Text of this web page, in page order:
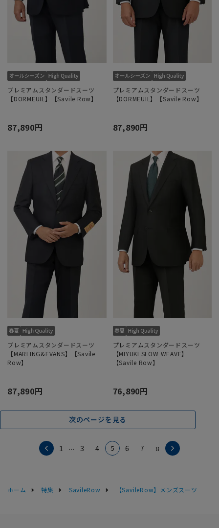
プレミアムスタンダードスーツ
【DORMEUIL】【Savile Row】
87,890円
プレミアムスタンダードスーツ
【DORMEUIL】【Savile Row】
87,890円
プレミアムスタンダードスーツ
【MARLING&EVANS】【Savile
Row】
87,890円
プレミアムスタンダードスーツ
【MIYUKI SLOW WEAVE】
【Savile Row】
76,890円
次のページを見る
1 ... 3 4 5 6 7 8
ホーム 特集 SavileRow 【SavileRow】メンズスーツ